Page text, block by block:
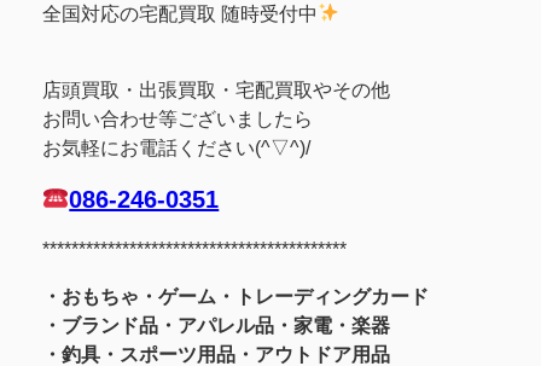
全国対応の宅配買取 随時受付中
店頭買取・出張買取・宅配買取やその他
お問い合わせ等ございましたら
お気軽にお電話ください(^▽^)/
086-246-0351
******************************************
・おもちゃ・ゲーム・トレーディングカード
・ブランド品・アパレル品・家電・楽器
・釣具・スポーツ用品・アウトドア用品